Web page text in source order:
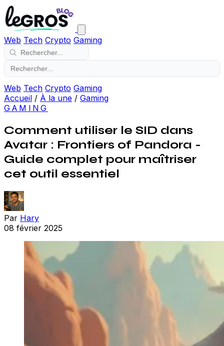
Web Tech Crypto Gaming
Web Tech Crypto Gaming
Accueil / À la une / Gaming
GAMING
Comment utiliser le SID dans
Avatar : Frontiers of Pandora -
Guide complet pour maîtriser
cet outil essentiel
Par Hary
08 février 2025